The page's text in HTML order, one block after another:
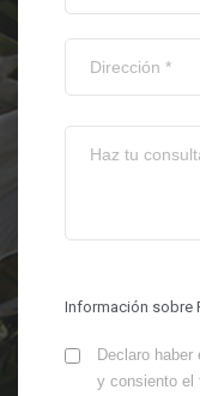
Información sobre
Declaro haber
y consiento el